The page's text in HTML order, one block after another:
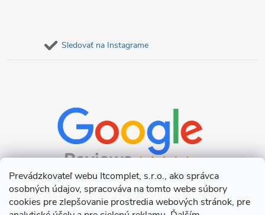
Prevádzkovateľ webu Itcomplet, s.r.o., ako správca
osobných údajov, spracováva na tomto webe súbory
cookies pre zlepšovanie prostredia webových stránok, pre
Sledovať na Instagrame